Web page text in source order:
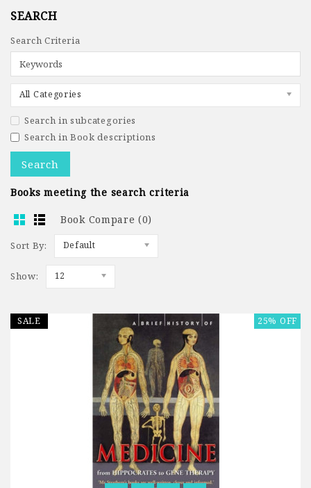
SEARCH
Search Criteria
All Categories
Search in subcategories
Search in Book descriptions
Books meeting the search criteria
Book Compare (0)
Sort By: Default
Show: 12
SALE 25% OFF